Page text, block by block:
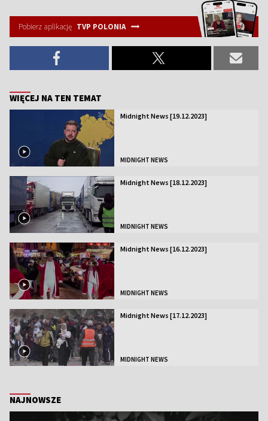
Pobierz aplikację TVP POLONIA
WIĘCEJ NA TEN TEMAT
Midnight News [19.12.2023]
MIDNIGHT NEWS
Midnight News [18.12.2023]
MIDNIGHT NEWS
Midnight News [16.12.2023]
MIDNIGHT NEWS
Midnight News [17.12.2023]
MIDNIGHT NEWS
NAJNOWSZE